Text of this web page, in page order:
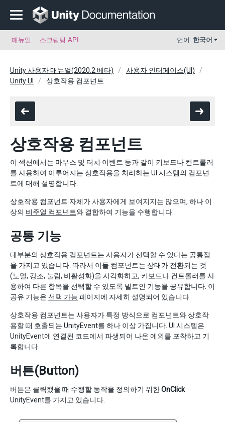
매뉴얼 스크립팅 API 언어: 한국어
Unity 사용자 매뉴얼(2020.2 베타)
사용자 인터페이스(UI)
Unity UI
상호작용 컴포넌트
상호작용 컴포넌트
이 섹션에서는 마우스 및 터치 이벤트 등과 같이 키보드나 컨트롤러
를 사용하여 이루어지는 상호작용을 처리하는 UI 시스템의 컴포넌
트에 대해 설명합니다.
상호작용 컴포넌트 자체가 사용자에게 보여지지는 않으며, 하나 이
상의 비주얼 컴포넌트와 결합하여 기능을 수행합니다.
공통 기능
대부분의 상호작용 컴포넌트는 사용자가 선택할 수 있다는 공통점
을 가지고 있습니다. 따라서 이들 컴포넌트는 상태가 전환되는 것
(노멀, 강조, 눌림, 비활성화)을 시각화하고, 키보드나 컨트롤러를 사
용하여 다른 항목을 선택할 수 있도록 빌트인 기능을 공유합니다. 이
공유 기능은 선택 가능 페이지에 자세히 설명되어 있습니다.
상호작용 컴포넌트는 사용자가 특정 방식으로 컴포넌트와 상호작
용할 때 호출되는 UnityEvent를 하나 이상 가집니다. UI 시스템은
UnityEvent에 연결된 코드에서 파생되어 나온 예외를 포착하고 기
록합니다.
버튼(Button)
버튼은 클릭했을 때 수행할 동작을 정의하기 위한OnClick
UnityEvent를 가지고 있습니다.